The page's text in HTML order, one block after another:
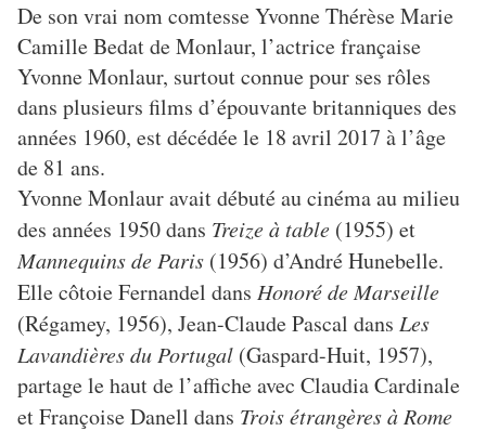
De son vrai nom comtesse Yvonne Thérèse Marie
Camille Bedat de Monlaur, l’actrice française
Yvonne Monlaur, surtout connue pour ses rôles
dans plusieurs films d’épouvante britanniques des
années 1960, est décédée le 18 avril 2017 à l’âge
de 81 ans.
Yvonne Monlaur avait débuté au cinéma au milieu
des années 1950 dans Treize à table (1955) et
Mannequins de Paris (1956) d’André Hunebelle.
Elle côtoie Fernandel dans Honoré de Marseille
(Régamey, 1956), Jean-Claude Pascal dans Les
Lavandières du Portugal (Gaspard-Huit, 1957),
partage le haut de l’affiche avec Claudia Cardinale
et Françoise Danell dans Trois étrangères à Rome